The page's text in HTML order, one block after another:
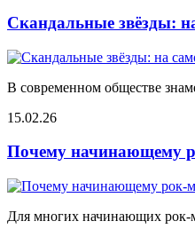
Скандальные звёзды:
В современном обществе
15.02.26
Почему начинающему
Для многих начинающих рок-